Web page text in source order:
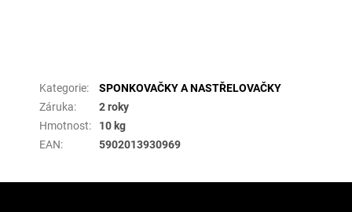
Kategorie:
SPONKOVAČKY A NASTŘELOVAČKY
Záruka:
2 roky
Hmotnost:
10 kg
EAN: 5902013930969